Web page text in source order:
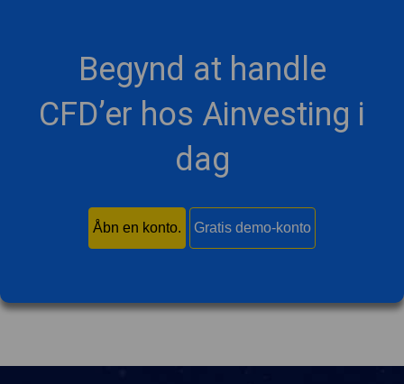
Begynd at handle
CFD’er hos Ainvesting i
dag
Åbn en konto. Gratis demo-konto